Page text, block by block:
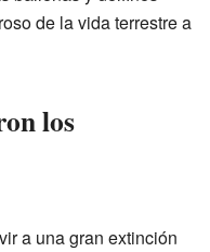
de la vida terrestre a
los
a una gran extinción